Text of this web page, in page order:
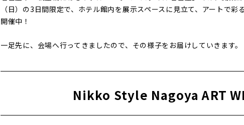
（日）の3日間限定で、ホテル館内を展示スペースに見立て、アートで
開催中！
一足先に、会場へ行ってきましたので、その様子をお届けしていきます。
Nikko Style Nagoya ART